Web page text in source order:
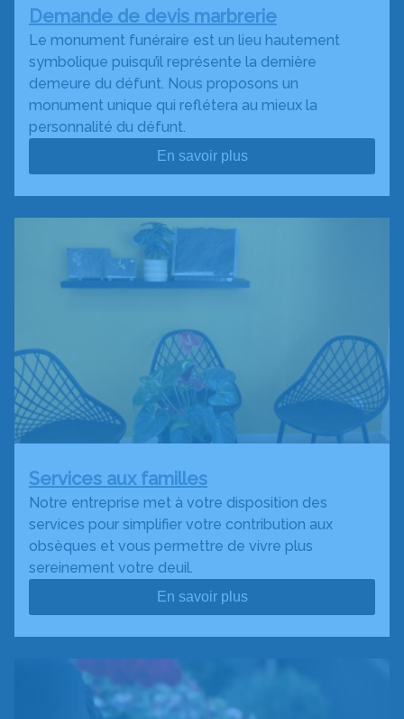
Demande de devis marbrerie
Le monument funéraire est un lieu hautement
symbolique puisqu’il représente la dernière
demeure du défunt. Nous proposons un
monument unique qui reflétera au mieux la
personnalité du défunt.
En savoir plus
Services aux familles
Notre entreprise met à votre disposition des
services pour simplifier votre contribution aux
obsèques et vous permettre de vivre plus
sereinement votre deuil.
En savoir plus